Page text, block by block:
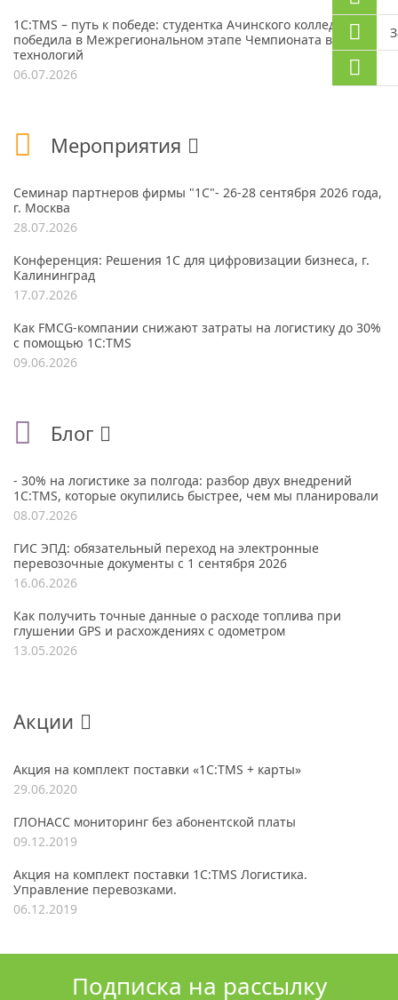
1С:TMS – путь к победе: студентка Ачинского колледжа
победила в Межрегиональном этапе Чемпионата высоких
технологий
06.07.2026
Мероприятия
Семинар партнеров фирмы "1С"- 26-28 сентября 2026 года,
г. Москва
28.07.2026
Конференция: Решения 1С для цифровизации бизнеса, г.
Калининград
17.07.2026
Как FMCG-компании снижают затраты на логистику до 30%
с помощью 1С:TMS
09.06.2026
Блог
- 30% на логистике за полгода: разбор двух внедрений
1С:TMS, которые окупились быстрее, чем мы планировали
08.07.2026
ГИС ЭПД: обязательный переход на электронные
перевозочные документы с 1 сентября 2026
16.06.2026
Как получить точные данные о расходе топлива при
глушении GPS и расхождениях с одометром
13.05.2026
Акции
Акция на комплект поставки «1С:TMS + карты»
29.06.2020
ГЛОНАСС мониторинг без абонентской платы
09.12.2019
Акция на комплект поставки 1С:TMS Логистика.
Управление перевозками.
06.12.2019
Подписка на рассылку